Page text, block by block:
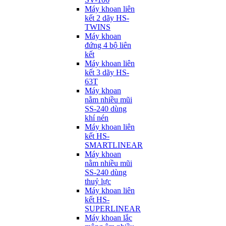
Máy khoan liên
kết 2 dãy HS-
TWINS
Máy khoan
đứng 4 bộ liên
kết
Máy khoan liên
kết 3 dãy HS-
63T
Máy khoan
nằm nhiều mũi
SS-240 dùng
khí nén
Máy khoan liên
kết HS-
SMARTLINEAR
Máy khoan
nằm nhiều mũi
SS-240 dùng
thuỷ lực
Máy khoan liên
kết HS-
SUPERLINEAR
Máy khoan lắc